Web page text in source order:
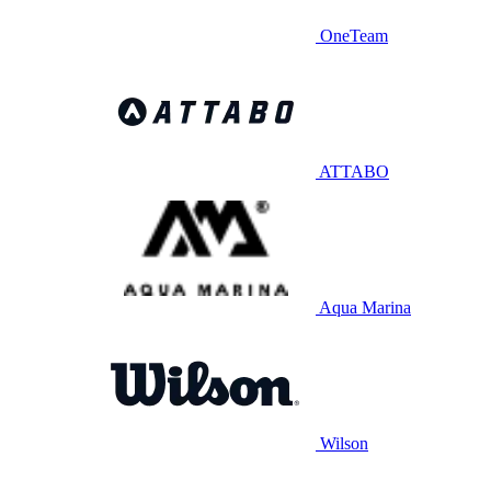
OneTeam
ATTABO
Aqua Marina
Wilson